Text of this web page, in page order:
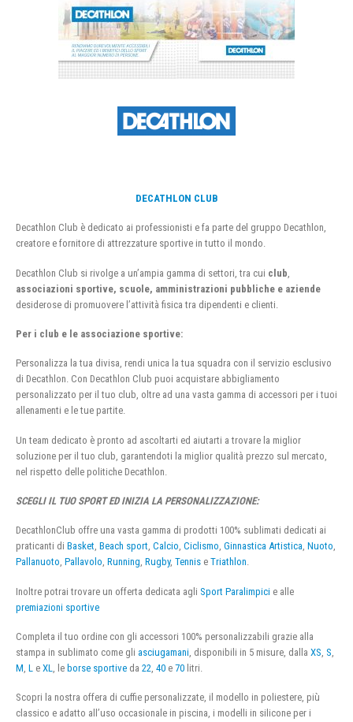
DECATHLON CLUB
Decathlon Club è dedicato ai professionisti e fa parte del gruppo Decathlon,
creatore e fornitore di attrezzature sportive in tutto il mondo.
Decathlon Club si rivolge a un’ampia gamma di settori, tra cui club
associazioni sportive, scuole, amministrazioni pubbliche e aziende
desiderose di promuovere l’attività fisica tra dipendenti e clienti.
Per i club e le associazione sportive:
Personalizza la tua divisa, rendi unica la tua squadra con il servizio esclusivo
di Decathlon. Con Decathlon Club puoi acquistare abbigliamento
personalizzato per il tuo club, oltre ad una vasta gamma di accessori per i tuoi
allenamenti e le tue partite.
Un team dedicato è pronto ad ascoltarti ed aiutarti a trovare la miglior
soluzione per il tuo club, garantendoti la miglior qualità prezzo sul mercato,
nel rispetto delle politiche Decathlon.
SCEGLI IL TUO SPORT ED INIZIA LA PERSONALIZZAZIONE:
DecathlonClub offre una vasta gamma di prodotti 100% sublimati dedicati ai
praticanti di Basket, Beach sport, Calcio, Ciclismo, Ginnastica Artistica, Nuoto,
Pallanuoto, Pallavolo, Running, Rugby, Tennis e Triathlon.
Inoltre potrai trovare un offerta dedicata agli Sport Paralimpici e alle
premiazioni sportive
Completa il tuo ordine con gli accessori 100% personalizzabili grazie alla
stampa in sublimato come gli asciugamani , disponibili in 5 misure, dalla XS S
M L e XL , le borse sportive da 22 40 e 70 litri.
Scopri la nostra offera di cuffie personalizzate, il modello in poliestere, più
classico e adatto all’uso occasionale in piscina, i modelli in silicone per i